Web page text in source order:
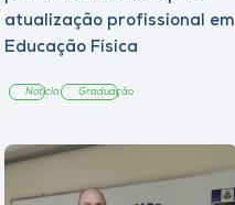
atualização profissional em
Educação Física
Notícia Graduação